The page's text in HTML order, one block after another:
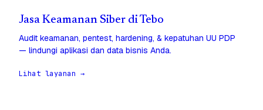
Jasa Keamanan Siber di Tebo
Audit keamanan, pentest, hardening, & kepatuhan UU PDP
— lindungi aplikasi dan data bisnis Anda.
Lihat layanan →